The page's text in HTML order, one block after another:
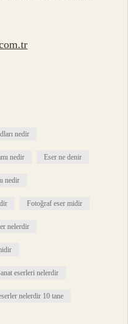
nedir
nedir Eser ne denir
nedir
Fotoğraf eser midir
nelerdir
eserleri nelerdir
nelerdir 10 tane